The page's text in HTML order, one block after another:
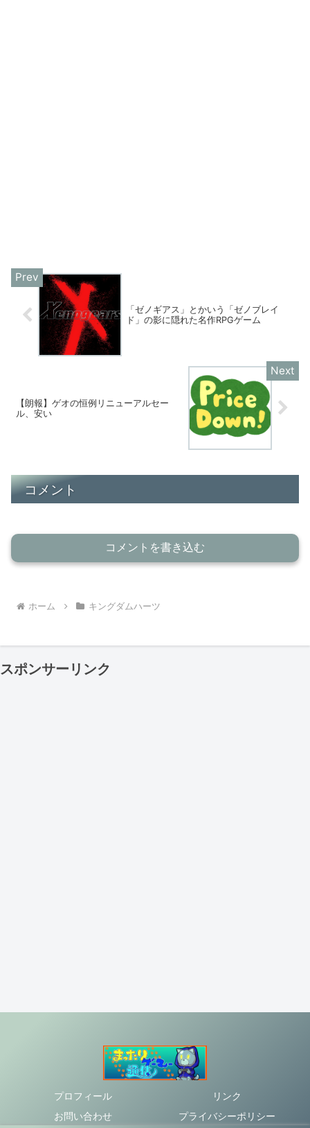
「ゼノギアス」とかいう「ゼノブレイ
ド」の影に隠れた名作RPGゲーム
【朗報】ゲオの恒例リニューアルセー
ル、安い
コメント
コメントを書き込む
ホーム キングダムハーツ
スポンサーリンク
プロフィール
リンク
お問い合わせ
プライバシーポリシー